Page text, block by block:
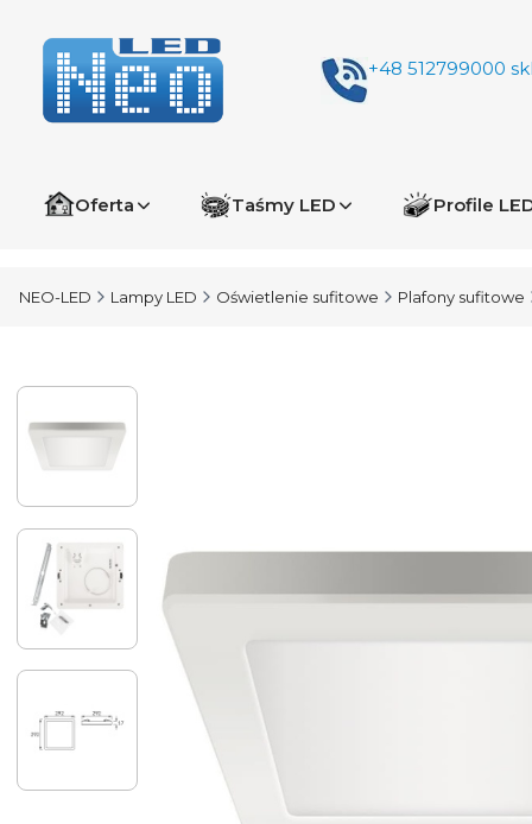
+48 512799000
Oferta Taśmy LED Profile
NEO-LED Lampy LED Oświetlenie sufitowe Plafony sufitowe